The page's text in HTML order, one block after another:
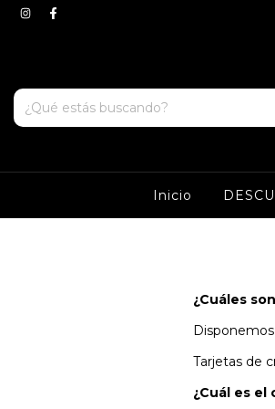
valido para ZONA OESTE y CABA. Tenes
Inicio
¿Cuáles
Tarjetas de
¿Cuál es